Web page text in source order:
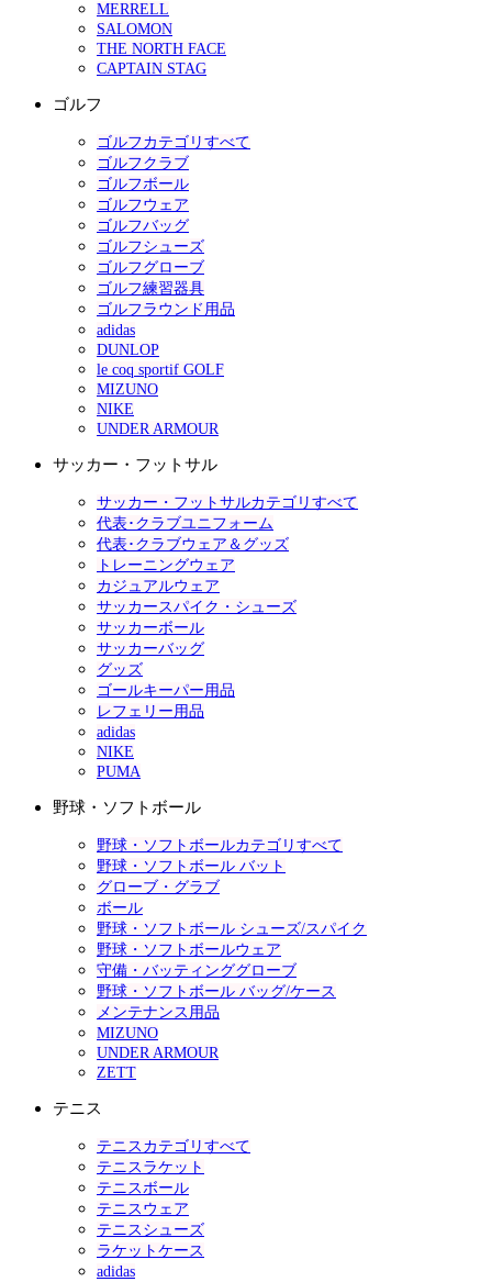
MERRELL
SALOMON
THE NORTH FACE
CAPTAIN STAG
ゴルフ
ゴルフカテゴリすべて
ゴルフクラブ
ゴルフボール
ゴルフウェア
ゴルフバッグ
ゴルフシューズ
ゴルフグローブ
ゴルフ練習器具
ゴルフラウンド用品
adidas
DUNLOP
le coq sportif GOLF
MIZUNO
NIKE
UNDER ARMOUR
サッカー・フットサル
サッカー・フットサルカテゴリすべて
代表･クラブユニフォーム
代表･クラブウェア＆グッズ
トレーニングウェア
カジュアルウェア
サッカースパイク・シューズ
サッカーボール
サッカーバッグ
グッズ
ゴールキーパー用品
レフェリー用品
adidas
NIKE
PUMA
野球・ソフトボール
野球・ソフトボールカテゴリすべて
野球・ソフトボール バット
グローブ・グラブ
ボール
野球・ソフトボール シューズ/スパイク
野球・ソフトボールウェア
守備・バッティンググローブ
野球・ソフトボール バッグ/ケース
メンテナンス用品
MIZUNO
UNDER ARMOUR
ZETT
テニス
テニスカテゴリすべて
テニスラケット
テニスボール
テニスウェア
テニスシューズ
ラケットケース
adidas